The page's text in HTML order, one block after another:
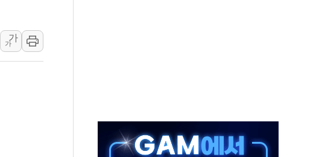
때문에 손해 보는 일 없게"…'결혼 페널티' 22개 과제 손본다
근 해상서 모터보트 전복…1명 사망·1명 실종
피해자 기림의 날 참석..."국제적 시민 연대로 목소리 내야"
서 해루질 중 실종 60대 나흘만에 숨진 채 발견
어머니 흉기 살해 10대 아들 체포
석에 '뻔뻔' 받아친 정청래…제주 연설서 신경전 고조
편 재검토 지시…與 "적극 환영"·野 "졸속 국정"
가
가